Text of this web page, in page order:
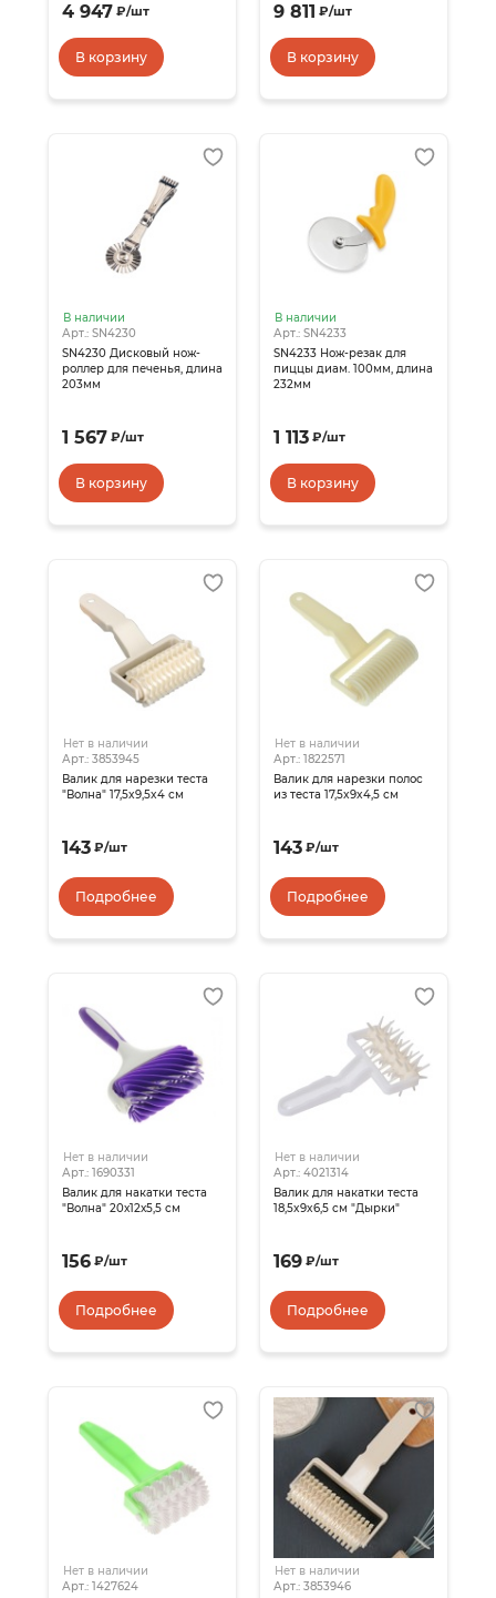
4 947 ₽/шт
В корзину
9 811 ₽/шт
В корзину
В наличии
Арт.: SN4230
SN4230 Дисковый нож-
роллер для печенья, длина
203мм
1 567 ₽/шт
В корзину
В наличии
Арт.: SN4233
SN4233 Нож-резак для
пиццы диам. 100мм, длина
232мм
1 113 ₽/шт
В корзину
Нет в наличии
Арт.: 3853945
Валик для нарезки теста
"Волна" 17,5x9,5x4 см
143 ₽/шт
Подробнее
Нет в наличии
Арт.: 1822571
Валик для нарезки полос
из теста 17,5x9x4,5 см
143 ₽/шт
Подробнее
Нет в наличии
Арт.: 1690331
Валик для накатки теста
"Волна" 20х12х5,5 см
156 ₽/шт
Подробнее
Нет в наличии
Арт.: 4021314
Валик для накатки теста
18,5x9x6,5 см "Дырки"
169 ₽/шт
Подробнее
Нет в наличии
Арт.: 1427624
Нет в наличии
Арт.: 3853946